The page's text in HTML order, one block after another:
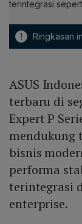
terintegrasi
! Ringkasan
ASUS
terbaru di
Expert P
mendukung
bisnis
performa
terintegrasi
enterprise.